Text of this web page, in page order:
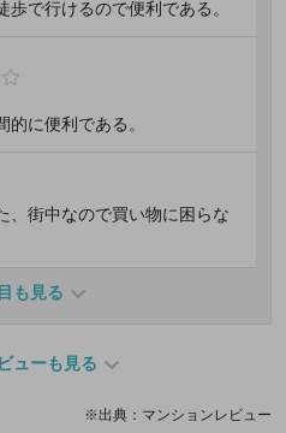
で行けるので便利である。
に便利である。
、街中なので買い物に困らな
も見る
ューも見る
※出典：マンションレビュー